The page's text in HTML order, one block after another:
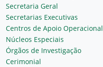
Secretaria Geral
Secretarias Executivas
Centros de Apoio Operacional
Núcleos Especiais
Órgãos de Investigação
Cerimonial